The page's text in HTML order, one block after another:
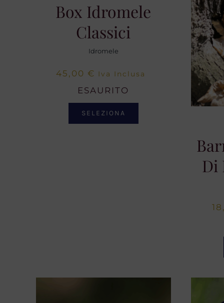
Box Idromele
Classici
Idromele
45,00 € Iva Inclusa
ESAURITO
SELEZIONA
Di